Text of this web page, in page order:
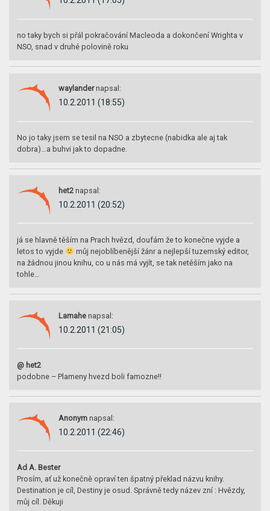
no taky bych si přál pokračování Macleoda a dokončení Wrighta v
NSO, snad v druhé polovině roku
waylander napsal:
10.2.2011 (18:55)
No jo taky jsem se tesil na NSO a zbytecne (nabidka ale aj tak
dobra)…a buhvi jak to dopadne.
het2 napsal:
10.2.2011 (20:52)
já se hlavně těším na Prach hvězd, doufám že to konečne vyjde a
letos to vyjde
můj nejoblíbenější žánr a nejlepší tuzemský editor,
na žádnou jinou knihu, co u nás má vyjít, se tak netěším jako na
tohle…
Lamahe napsal:
10.2.2011 (21:05)
@ het2
podobne – Plameny hvezd boli famozne!!
Anonym napsal:
10.2.2011 (22:46)
Ad A. Bester
Prosím, ať už konečně opraví ten špatný překlad názvu knihy.
Destination je cíl, Destiny je osud. Správně tedy název zní : Hvězdy,
můj cíl. Děkuji